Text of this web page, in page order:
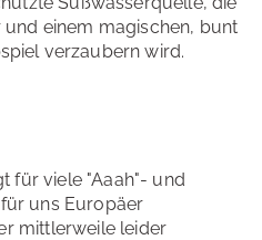
einem magischen, bunt
verzaubern wird.
für viele "Aaah"- und
uns Europäer
mittlerweile leider